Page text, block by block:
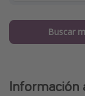
Buscar
Información